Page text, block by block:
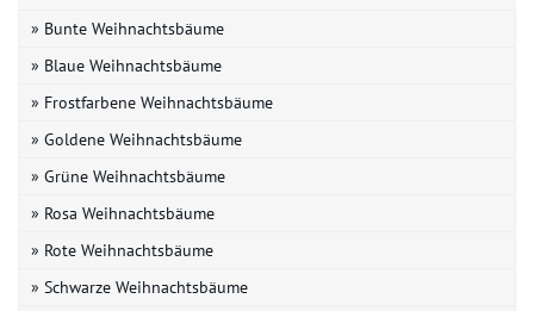
» Bunte Weihnachtsbäume
» Blaue Weihnachtsbäume
» Frostfarbene Weihnachtsbäume
» Goldene Weihnachtsbäume
» Grüne Weihnachtsbäume
» Rosa Weihnachtsbäume
» Rote Weihnachtsbäume
» Schwarze Weihnachtsbäume